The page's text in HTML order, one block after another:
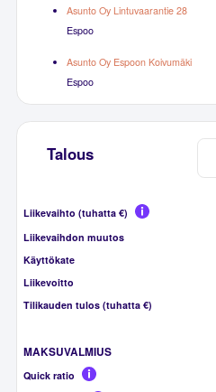
Asunto Oy Lintuvaarantie 28
Espoo
Asunto Oy Espoon Koivumäki
Espoo
Talous
Liikevaihto (tuhatta €)
Liikevaihdon muutos
Käyttökate
Liikevoitto
Tilikauden tulos (tuhatta €)
MAKSUVALMIUS
Quick ratio